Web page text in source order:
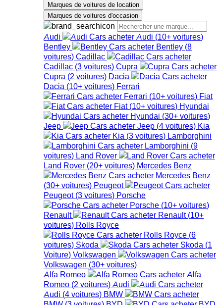
Marques de voitures de location
Marques de voitures d'occasion
Audi Audi (10+ voitures)
Bentley
Bentley (8
voitures) Cadillac
Cadillac (3 voitures) Cupra
Cupra (2 voitures) Dacia
Dacia (10+ voitures) Ferrari
Ferrari (10+ voitures) Fiat
Fiat (10+ voitures) Hyundai
Hyundai (30+ voitures)
Jeep
Jeep (4 voitures) Kia
Kia (3 voitures) Lamborghini
Lamborghini (9
voitures) Land Rover
Land Rover (20+ voitures) Mercedes Benz
Mercedes Benz
(30+ voitures) Peugeot
Peugeot (3 voitures) Porsche
Porsche (10+ voitures)
Renault
Renault (10+
voitures) Rolls Royce
Rolls Royce (6
voitures) Skoda Skoda (1
Voiture) Volkswagen
Volkswagen (30+ voitures)
Alfa Romeo
Alfa
Romeo (2 voitures) Audi
Audi (4 voitures) BMW